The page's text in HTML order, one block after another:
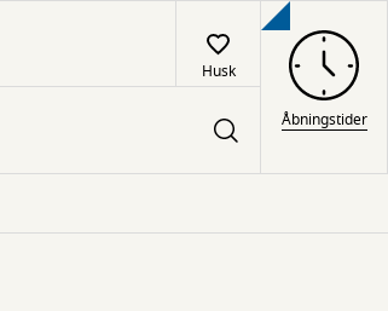
Husk
Åbningstider